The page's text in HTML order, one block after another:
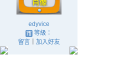
edyvice
等級：
留言｜ 加入好友